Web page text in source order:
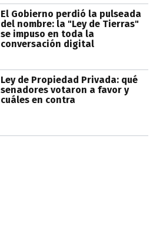
El Gobierno perdió la pulseada
del nombre: la "Ley de Tierras"
se impuso en toda la
conversación digital
Ley de Propiedad Privada: qué
senadores votaron a favor y
cuáles en contra